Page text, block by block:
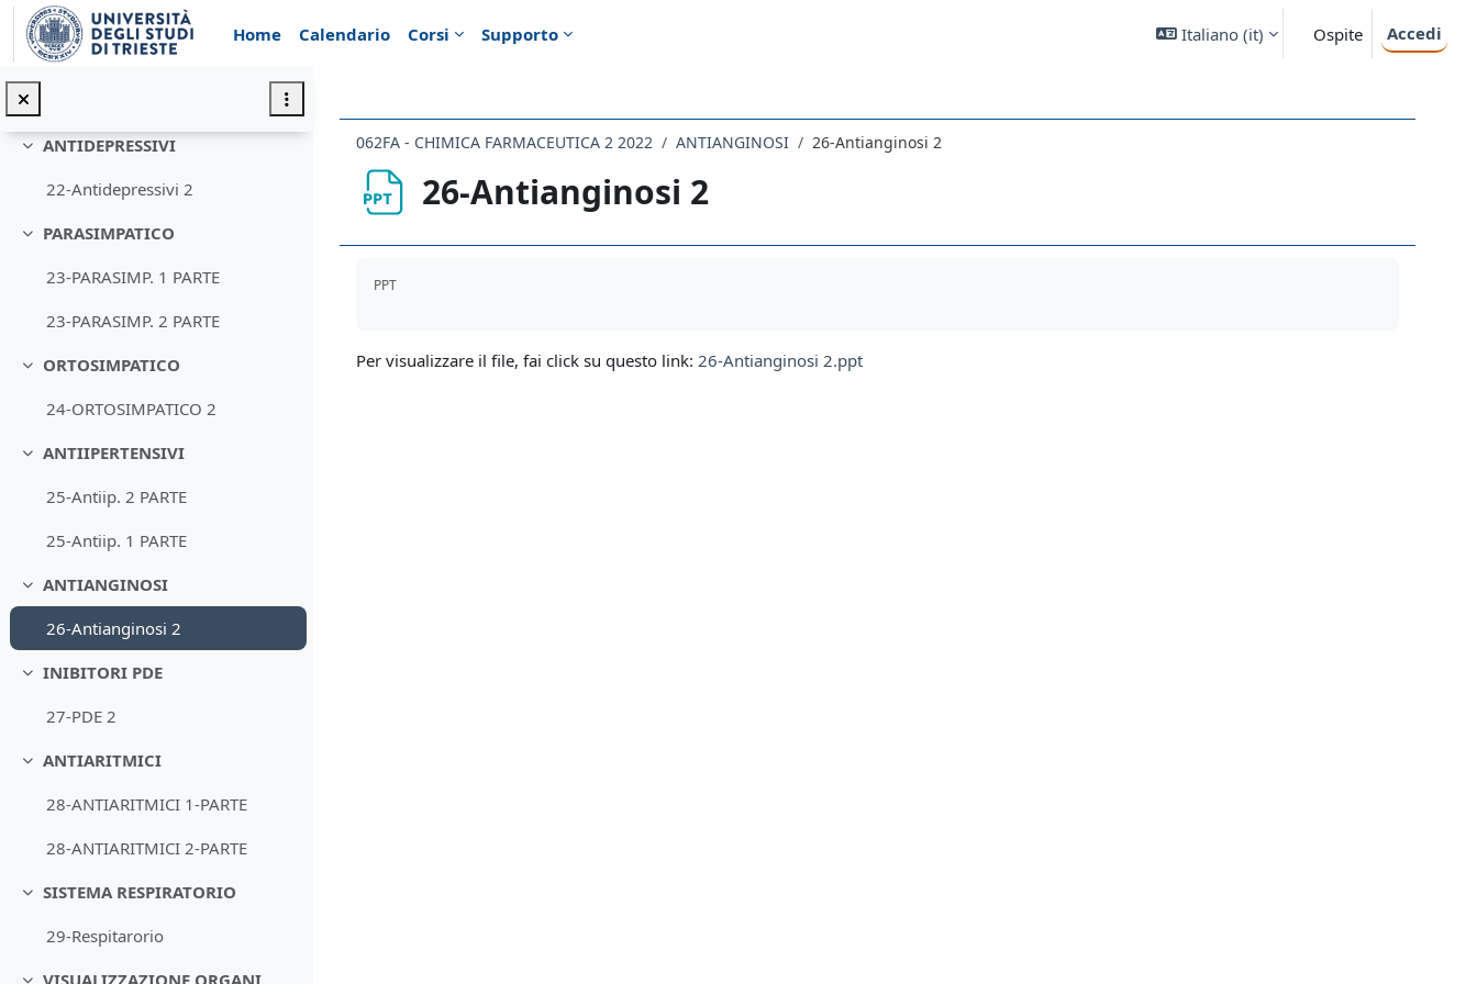
Vai al contenuto principale
Home
Calendario Corsi Supporto Italiano ‎(it)‎ Ospite Accedi
Minimizza
ALZHEIMER
Minimizza
ANTIDEPRESSIVI
22-Antidepressivi 2
Minimizza
PARASIMPATICO
23-PARASIMP. 1 PARTE
23-PARASIMP. 2 PARTE
Minimizza
ORTOSIMPATICO
24-ORTOSIMPATICO 2
Minimizza
ANTIIPERTENSIVI
25-Antiip. 2 PARTE
25-Antiip. 1 PARTE
Minimizza
ANTIANGINOSI
26-Antianginosi 2
Minimizza
INIBITORI PDE
27-PDE 2
Minimizza
ANTIARITMICI
28-ANTIARITMICI 1-PARTE
28-ANTIARITMICI 2-PARTE
Minimizza
SISTEMA RESPIRATORIO
29-Respitarorio
062FA - CHIMICA FARMACEUTICA 2 2022 ANTIANGINOSI 26-Antianginosi 2
26-Antianginosi 2
PPT
Per visualizzare il file, fai click su questo link: 26-Antianginosi 2.ppt